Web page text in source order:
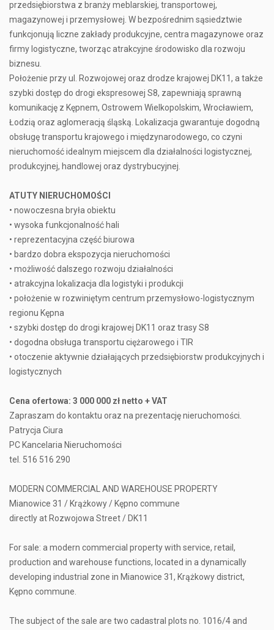
przedsiębiorstwa z branży meblarskiej, transportowej,
magazynowej i przemysłowej. W bezpośrednim sąsiedztwie
funkcjonują liczne zakłady produkcyjne, centra magazynowe oraz
firmy logistyczne, tworząc atrakcyjne środowisko dla rozwoju
biznesu.
Położenie przy ul. Rozwojowej oraz drodze krajowej DK11, a także
szybki dostęp do drogi ekspresowej S8, zapewniają sprawną
komunikację z Kępnem, Ostrowem Wielkopolskim, Wrocławiem,
Łodzią oraz aglomeracją śląską. Lokalizacja gwarantuje dogodną
obsługę transportu krajowego i międzynarodowego, co czyni
nieruchomość idealnym miejscem dla działalności logistycznej,
produkcyjnej, handlowej oraz dystrybucyjnej.
ATUTY NIERUCHOMOŚCI
• nowoczesna bryła obiektu
• wysoka funkcjonalność hali
• reprezentacyjna część biurowa
• bardzo dobra ekspozycja nieruchomości
• możliwość dalszego rozwoju działalności
• atrakcyjna lokalizacja dla logistyki i produkcji
• położenie w rozwiniętym centrum przemysłowo-logistycznym
regionu Kępna
• szybki dostęp do drogi krajowej DK11 oraz trasy S8
• dogodna obsługa transportu ciężarowego i TIR
• otoczenie aktywnie działających przedsiębiorstw produkcyjnych i
logistycznych
Cena ofertowa: 3 000 000 zł netto + VAT
Zapraszam do kontaktu oraz na prezentację nieruchomości.
Patrycja Ciura
PC Kancelaria Nieruchomości
tel. 516 516 290
MODERN COMMERCIAL AND WAREHOUSE PROPERTY
Mianowice 31 / Krążkowy / Kępno commune
directly at Rozwojowa Street / DK11
For sale: a modern commercial property with service, retail,
production and warehouse functions, located in a dynamically
developing industrial zone in Mianowice 31, Krążkowy district,
Kępno commune.
The subject of the sale are two cadastral plots no. 1016/4 and